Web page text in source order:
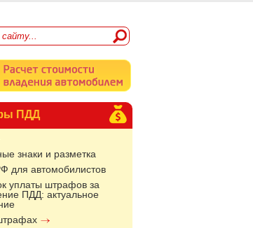
ПДД
знаки и разметка
для автомобилистов
уплаты штрафов за
ПДД: актуальное